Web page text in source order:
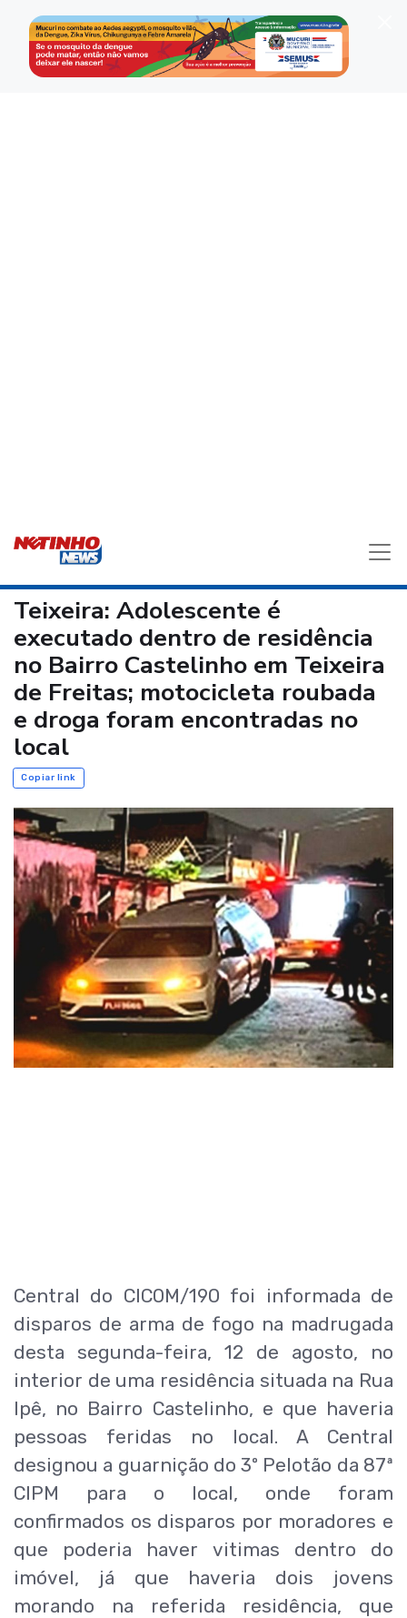
Teixeira: Adolescente é
executado dentro de residência
no Bairro Castelinho em Teixeira
de Freitas; motocicleta roubada
e droga foram encontradas no
local
Copiar link
Central do CICOM/190 foi informada de
disparos de arma de fogo na madrugada
desta segunda-feira, 12 de agosto, no
interior de uma residência situada na Rua
Ipê, no Bairro Castelinho, e que haveria
pessoas feridas no local. A Central
designou a guarnição do 3º Pelotão da 87ª
CIPM para o local, onde foram
confirmados os disparos por moradores e
que poderia haver vitimas dentro do
imóvel, já que haveria dois jovens
morando na referida residência, que